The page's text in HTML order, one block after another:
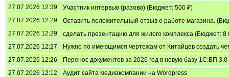
27.07.2026 12:39
Участник интервью (разово) (Бюджет: 500 ₽)
27.07.2026 12:29
Оставить положительный отзыв о работе магазина.
27.07.2026 12:29
сделать презентацию для жилого комплекса (Бюджет: 8
27.07.2026 12:27
Нужно по имеющимся чертежам от Китайцев создать
27.07.2026 12:26
Перенос документов за 2026 год в новую базу 1С:БП 3.0
27.07.2026 12:12
Аудит сайта медиакомпании на Wordpress